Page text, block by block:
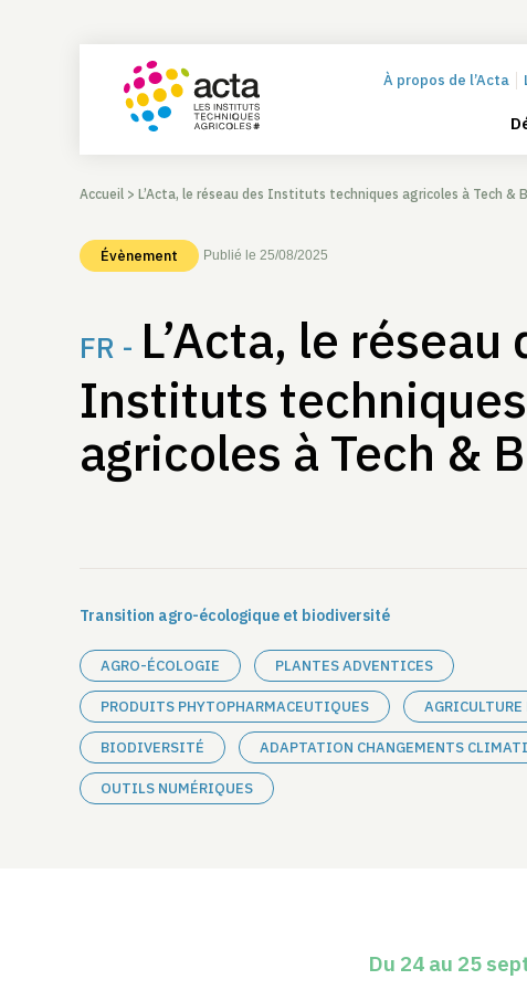
À propos de l’Acta
Accueil > L’Acta, le réseau des Instituts techniques agricoles à Tech &
Évènement Publié le 25/08/2025
FR - L’Acta, le réseau
Instituts techniques
agricoles à Tech &
Transition agro-écologique et biodiversité
AGRO-ÉCOLOGIE PLANTES ADVENTICES
PRODUITS PHYTOPHARMACEUTIQUES
BIODIVERSITÉ ADAPTATION CHANGEMENTS
OUTILS NUMÉRIQUES
Du 24 au 25